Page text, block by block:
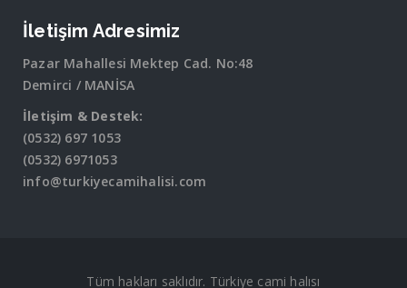
İletişim Adresimiz
Pazar Mahallesi Mektep Cad. No:48
Demirci / MANİSA
İletişim & Destek:
(0532) 697 1053
(0532) 6971053
info@turkiyecamihalisi.com
Tüm hakları saklıdır. Türkiye cami halısı